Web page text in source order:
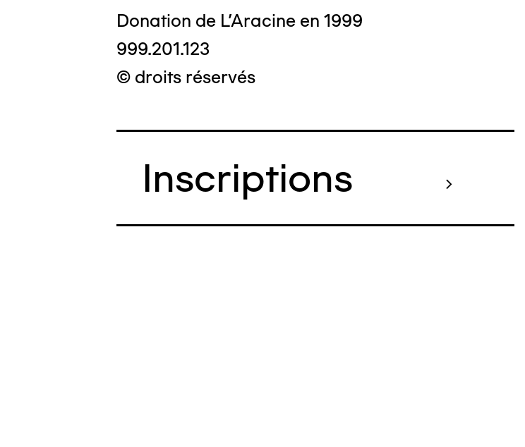
Donation de L'Aracine en 1999
999.201.123
© droits réservés
Inscriptions